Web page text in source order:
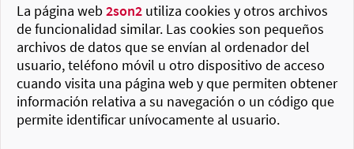
La página web2son2 utiliza cookies y otros archivos
de funcionalidad similar. Las cookies son pequeños
archivos de datos que se envían al ordenador del
usuario, teléfono móvil u otro dispositivo de acceso
cuando visita una página web y que permiten obtener
información relativa a su navegación o un código que
permite identificar unívocamente al usuario.